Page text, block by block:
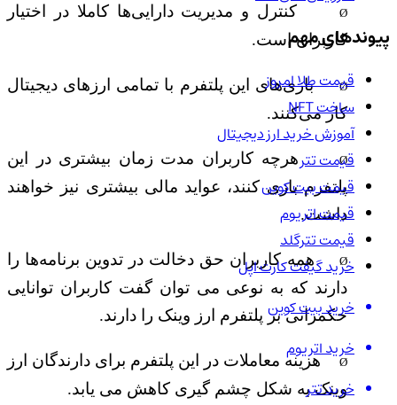
Ø
کنترل و مدیریت دارایی‌ها کاملا در اختیار
کاربران است.
Ø
بازی‌های این پلتفرم با تمامی ارزهای دیجیتال
کار می‌کنند.
Ø
هرچه کاربران مدت زمان بیشتری در این
پلتفرم بازی کنند، عواید مالی بیشتری نیز خواهند
داشت.
Ø
همه کاربران حق دخالت در تدوین برنامه‌ها را
دارند که به نوعی می توان گفت کاربران توانایی
حکمرانی بر پلتفرم ارز وینک را دارند.
Ø
هزینه معاملات در این پلتفرم برای دارندگان ارز
وینک به شکل چشم گیری کاهش می یابد.
پیوندهای مهم
قیمت طلا امروز
ساخت NFT
آموزش خرید ارز دیجیتال
قیمت تتر
قیمت بیت کوین
قیمت اتریوم
قیمت تترگلد
خرید گیفت کارت اپل
خرید بیت کوین
خرید اتریوم
خرید تتر